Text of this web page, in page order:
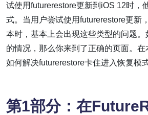
试使用futurerestore更新到iOS 12时，
式。当用户尝试使用futurerestore更新
本时，基本上会出现这些类型的问题
的情况，那么你来到了正确的页面。
如何解决futurerestore卡住进入恢复模
第1部分：在